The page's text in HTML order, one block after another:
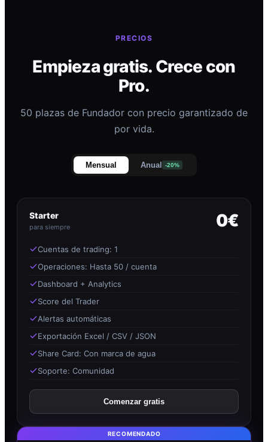
PRECIOS
Empieza gratis. Crece con
Pro.
50 plazas de Fundador con precio garantizado de
por vida.
Mensual Anual -20%
Starter
para siempre 0€
Cuentas de trading: 1
Operaciones: Hasta 50 / cuenta
Dashboard + Analytics
Score del Trader
Alertas automáticas
Exportación Excel / CSV / JSON
Share Card: Con marca de agua
Soporte: Comunidad
Comenzar gratis
RECOMENDADO